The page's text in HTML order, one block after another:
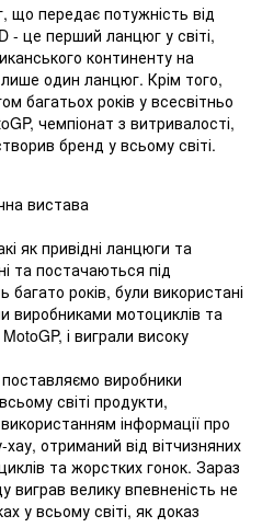
передає потужність від
- це перший ланцюг у світі,
континенту на
один ланцюг. Крім того,
багатьох років у всесвітньо
чемпіонат з витривалості,
бренд у всьому світі.
вистава
як привідні ланцюги та
та постачаються під
багато років, були використані
виробниками мотоциклів та
MotoGP, і виграли високу
виробники
світі продукти,
інформації про
отриманий від вітчизняних
та жорстких гонок. Зараз
виграв велику впевненість не
у всьому світі, як доказ